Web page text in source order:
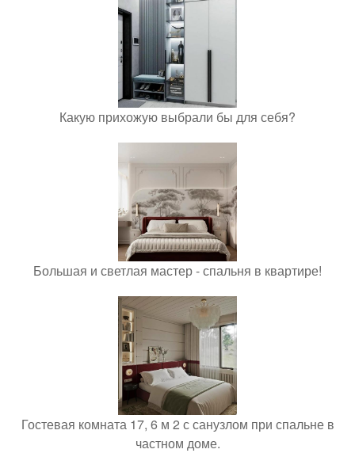
Какую прихожую выбрали бы для себя?
Большая и светлая мастер - спальня в квартире!
Гостевая комната 17, 6 м 2 с санузлом при спальне в
частном доме.